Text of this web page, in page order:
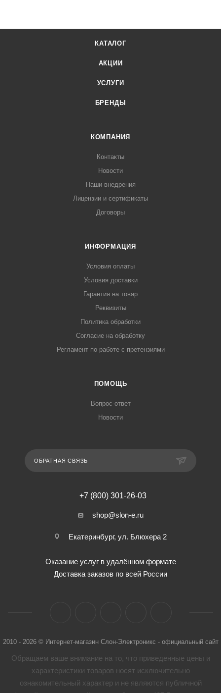
КАТАЛОГ
АКЦИИ
УСЛУГИ
БРЕНДЫ
КОМПАНИЯ
Контакты
Новости
Наши внедрения
Лицензии и сертификаты
Договоры
ИНФОРМАЦИЯ
Условия оплаты
Условия доставки
Гарантия на товар
Реквизиты
Политика обработки
Согласие на обработку
Регламент по работе с претензиями
ПОМОЩЬ
Вопрос-ответ
Новости
ОБРАТНАЯ СВЯЗЬ
+7 (800) 301-26-03
shop@slon-e.ru
Екатеринбург, ул. Блюхера 2
Оказание услуг в удалённом формате
Доставка заказов по всей России
2010 - 2026 © Интернет-магазин Слон-Электроникс - официальный сайт
Обращаем ваше внимание на то, что приведенные цены и
характеристики товaров носят исключительно
ознакомительный характер и не являются публичной